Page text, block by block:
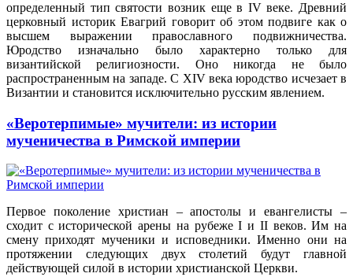
определенный тип святости возник еще в IV веке. Древний
церковный историк Евагрий говорит об этом подвиге как о
высшем выражении православного подвижничества.
Юродство изначально было характерно только для
византийской религиозности. Оно никогда не было
распространенным на западе. С XIV века юродство исчезает в
Византии и становится исключительно русским явлением.
«Веротерпимые» мучители: из истории
мученичества в Римской империи
Первое поколение христиан – апостолы и евангелисты –
сходит с исторической арены на рубеже I и II веков. Им на
смену приходят мученики и исповедники. Именно они на
протяжении следующих двух столетий будут главной
действующей силой в истории христианской Церкви.